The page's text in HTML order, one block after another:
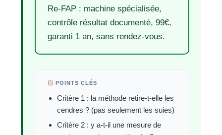
Re-FAP : machine spécialisée,
contrôle résultat documenté, 99€,
garanti 1 an, sans rendez-vous.
POINTS CLÉS
Critère 1 : la méthode retire-t-elle les
cendres ? (pas seulement les suies)
Critère 2 : y a-t-il une mesure de